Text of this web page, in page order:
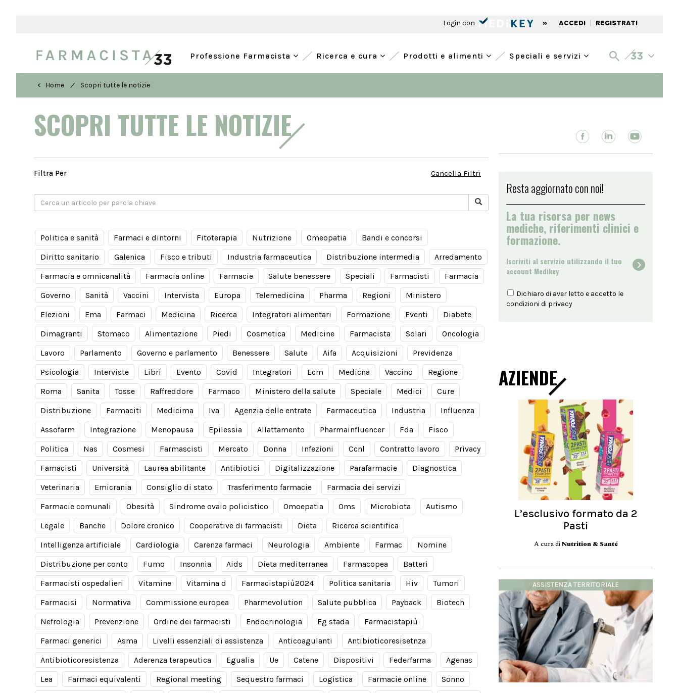
Login con » ACCEDI | REGISTRATI
Professione Farmacista Ricerca e cura Prodotti e alimenti Speciali e servizi
< Home / Scopri tutte le notizie
SCOPRI TUTTE LE NOTIZIE
Filtra Per Cancella Filtri
Politica e sanità Farmaci e dintorni Fitoterapia Nutrizione Omeopatia
Bandi e concorsi
Diritto sanitario
Galenica Fisco e tributi Industria farmaceutica Distribuzione intermedia
Arredamento
Farmacia e omnicanalità
Farmacia online Farmacie Salute benessere Speciali Farmacisti
Farmacia
Governo
Sanità Vaccini Intervista Europa Telemedicina Pharma Regioni
Ministero
Elezioni
Ema Farmaci Medicina Ricerca Integratori alimentari Formazione Eventi
Diabete
Dimagranti
Stomaco Alimentazione Piedi Cosmetica Medicine Farmacista Solari
Oncologia
Lavoro
Parlamento Governo e parlamento Benessere Salute Aifa Acquisizioni
Previdenza
Psicologia
Interviste Libri Evento Covid Integratori Ecm Medicna Vaccino
Regione
Roma
Sanita Tosse Raffreddore Farmaco Ministero della salute Speciale Medici
Cure
Distribuzione
Farmaciti Medicima Iva Agenzia delle entrate Farmaceutica Industria
Influenza
Assofarm
Integrazione Menopausa Epilessia Allattamento Pharmainfluencer Fda
Fisco
Politica
Nas Cosmesi Farmascisti Mercato Donna Infezioni Ccnl Contratto lavoro
Privacy
Famacisti
Università Laurea abilitante Antibiotici Digitalizzazione Parafarmacie
Diagnostica
Veterinaria
Emicrania Consiglio di stato Trasferimento farmacie
Farmacia dei servizi
Farmacie comunali
Obesità Sindrome ovaio policistico Omoepatia Oms Microbiota
Autismo
Legale
Banche Dolore cronico Cooperative di farmacisti Dieta
Ricerca scientifica
Intelligenza artificiale
Cardiologia Carenza farmaci Neurologia Ambiente Farmac
Nomine
Distribuzione per conto
Fumo Insonnia Aids Dieta mediterranea Farmacopea
Batteri
Farmacisti ospedalieri
Vitamine Vitamina d Farmacistapiù2024 Politica sanitaria Hiv
Tumori
Farmacisi
Normativa Commissione europea Pharmevolution Salute pubblica Payback
Biotech
Nefrologia
Prevenzione Ordine dei farmacisti Endocrinologia Eg stada
Farmacistapiù
Farmaci generici
Asma Livelli essenziali di assistenza Anticoagulanti
Antibioticoresisetnza
Antibioticoresistenza
Aderenza terapeutica Egualia Ue Catene Dispositivi Federfarma
Agenas
Lea
Farmaci equivalenti Regional meeting Sequestro farmaci Logistica Farmacie online
Sonno
Resta aggiornato con noi!
La tua risorsa per news
mediche, riferimenti clinici e
formazione.
Iscriviti al servizio utilizzando il tuo
account Medikey
Dichiaro di aver letto e accetto le
condizioni di privacy
AZIENDE
L’esclusivo formato da 2
Pasti
A cura diNutrition & Santé
ASSISTENZA TERRITORIALE